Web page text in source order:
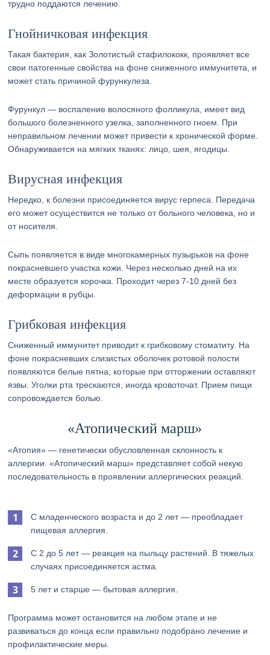
трудно поддаются лечению.
Гнойничковая инфекция
Такая бактерия, как Золотистый стафилококк, проявляет все
свои патогенные свойства на фоне сниженного иммунитета, и
может стать причиной фурункулеза.
Фурункул — воспаление волосяного фолликула, имеет вид
большого болезненного узелка, заполненного гноем. При
неправильном лечении может привести к хронической форме.
Обнаруживается на мягких тканях: лицо, шея, ягодицы.
Вирусная инфекция
Нередко, к болезни присоединяется вирус герпеса. Передача
его может осуществится не только от больного человека, но и
от носителя.
Сыпь появляется в виде многокамерных пузырьков на фоне
покрасневшего участка кожи. Через несколько дней на их
месте образуется корочка. Проходит через 7-10 дней без
деформации в рубцы.
Грибковая инфекция
Сниженный иммунитет приводит к грибковому стоматиту. На
фоне покрасневших слизистых оболочек ротовой полости
появляются белые пятна, которые при отторжении оставляют
язвы. Уголки рта трескаются, иногда кровоточат. Прием пищи
сопровождается болью.
«Атопический марш»
«Атопия» — генетически обусловленная склонность к
аллергии. «Атопический марш» представляет собой некую
последовательность в проявлении аллергических реакций.
С младенческого возраста и до 2 лет — преобладает
пищевая аллергия.
С 2 до 5 лет — реакция на пыльцу растений. В тяжелых
случаях присоединяется астма.
5 лет и старше — бытовая аллергия.
Программа может остановится на любом этапе и не
развиваться до конца если правильно подобрано лечение и
профилактические меры.